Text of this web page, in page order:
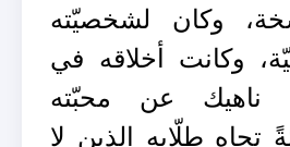
وكان لشخصيّته
وكانت أخلاقه في
ناهيك عن محبّته
تجاه طلّابه الذين لا